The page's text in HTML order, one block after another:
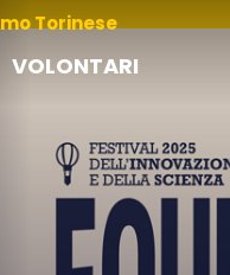
Torinese
VOLONTARI